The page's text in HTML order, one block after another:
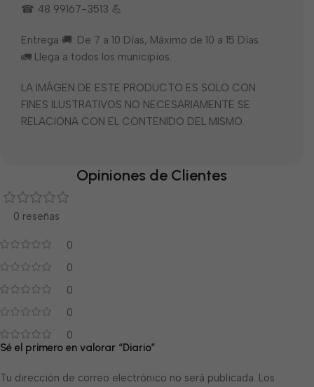
☎ 48 99167-3513 💪
Entrega 🚚: De 7 a 10 Días, Máximo de 10 a 15 Días.
🚛 Llega a todos los municipios.
LA IMÁGEN DE ESTE PRODUCTO ES SOLO CON
FINES ILUSTRATIVOS NO NECESARIAMENTE SE
RELACIONA CON EL CONTENIDO DEL MISMO.
Opiniones de Clientes
0 reseñas
0
0
0
0
0
Sé el primero en valorar “Diario”
Tu dirección de correo electrónico no será publicada. Los